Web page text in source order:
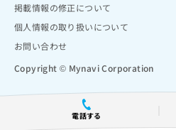
電話する
掲載情報の修正について
個人情報の取り扱いについて
お問い合わせ
Copyright © Mynavi Corporation